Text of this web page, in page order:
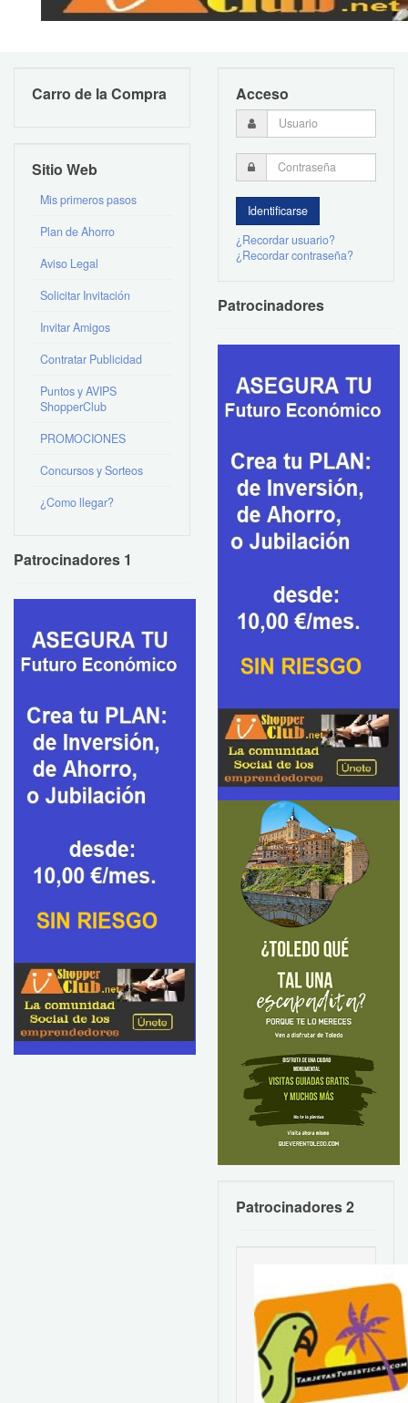
Carro de la Compra
Sitio Web
Mis primeros pasos
Plan de Ahorro
Aviso Legal
Solicitar Invitación
Invitar Amigos
Contratar Publicidad
Puntos y AVIPS
ShopperClub
PROMOCIONES
Concursos y Sorteos
¿Como llegar?
Patrocinadores 1
Acceso
¿Recordar usuario?
¿Recordar contraseña?
Patrocinadores
Patrocinadores 2